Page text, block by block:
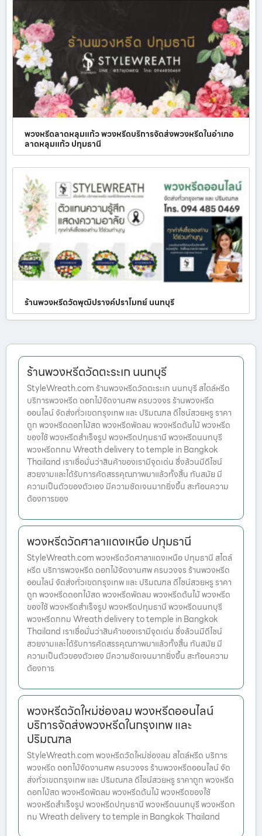
พวงหรีดลาดหลุมแก้ว พวงหรีดบริการจัดส่งพวงหรีดในอำเภอ
ลาดหลุมแก้ว ปทุมธานี
ร้านพวงหรีดวัดพุฒิปรางค์ปราโมทย์ นนทบุรี
ร้านพวงหรีดวัดตะระเก นนทบุรี
StyleWreath.com ร้านพวงหรีดวัดตะระเก นนทบุรี สไตล์หรีด
บริการพวงหรีด ดอกไม้จัดงานศพ ครบวงจร ร้านพวงหรีด
ออนไลน์ จัดส่งทั่วเขตกรุงเทพ และ ปริมณฑล ดีไซน์สวยหรู ราคา
ถูก พวงหรีดดอกไม้สด พวงหรีดพัดลม พวงหรีดต้นไม้ พวงหรีด
ของใช้ พวงหรีดสำเร็จรูป พวงหรีดปทุมธานี พวงหรีดนนทบุรี
พวงหรีดกทม Wreath delivery to temple in Bangkok
Thailand เราเชื่อมั่นว่าสินค้าของเรามีจุดเด่น ซึ่งล้วนมีดีไซน์
สวยงามและได้รับการคัดสรรคุณภาพมาแล้วทั้งสิ้น ทันสมัย มี
ความเป็นตัวของตัวเอง มีความชัดเจนมากยิ่งขึ้น สะท้อนความ
ต้องการของ
พวงหรีดวัดศาลาแดงเหนือ ปทุมธานี
StyleWreath.com พวงหรีดวัดศาลาแดงเหนือ ปทุมธานี สไตล์
หรีด บริการพวงหรีด ดอกไม้จัดงานศพ ครบวงจร ร้านพวงหรีด
ออนไลน์ จัดส่งทั่วเขตกรุงเทพ และ ปริมณฑล ดีไซน์สวยหรู ราคา
ถูก พวงหรีดดอกไม้สด พวงหรีดพัดลม พวงหรีดต้นไม้ พวงหรีด
ของใช้ พวงหรีดสำเร็จรูป พวงหรีดปทุมธานี พวงหรีดนนทบุรี
พวงหรีดกทม Wreath delivery to temple in Bangkok
Thailand เราเชื่อมั่นว่าสินค้าของเรามีจุดเด่น ซึ่งล้วนมีดีไซน์
สวยงามและได้รับการคัดสรรคุณภาพมาแล้วทั้งสิ้น ทันสมัย มี
ความเป็นตัวของตัวเอง มีความชัดเจนมากยิ่งขึ้น สะท้อนความ
ต้องการ
พวงหรีดวัดใหม่ช่องลม พวงหรีดออนไลน์
บริการจัดส่งพวงหรีดในกรุงเทพ และ
ปริมณฑล
StyleWreath.com พวงหรีดวัดใหม่ช่องลม สไตล์หรีด บริการ
พวงหรีด ดอกไม้จัดงานศพ ครบวงจร ร้านพวงหรีดออนไลน์ จัด
ส่งทั่วเขตกรุงเทพ และ ปริมณฑล ดีไซน์สวยหรู ราคาถูก พวงหรีด
ดอกไม้สด พวงหรีดพัดลม พวงหรีดต้นไม้ พวงหรีดของใช้
พวงหรีดสำเร็จรูป พวงหรีดปทุมธานี พวงหรีดนนทบุรี พวงหรีดก
ทม Wreath delivery to temple in Bangkok Thailand